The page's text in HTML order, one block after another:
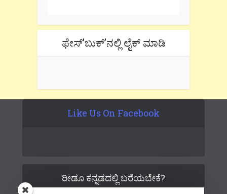
ಫೇಸ್’ಬುಕ್’ನಲ್ಲಿ ಲೈಕ್ ಮಾಡಿ
Like Us On Facebook
ರೀಡೂ ಕನ್ನಡದಲ್ಲಿ ಬರೆಯಬೇಕೆ?